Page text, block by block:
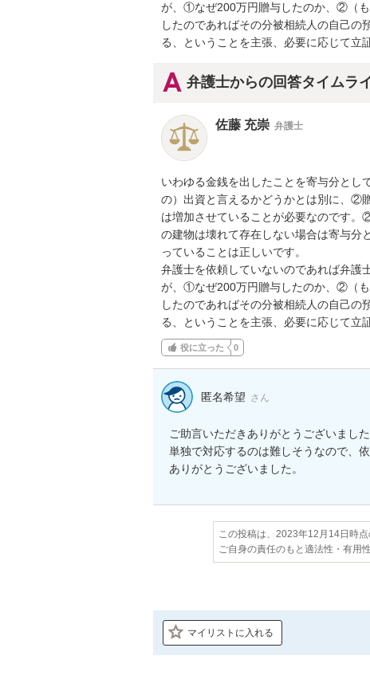
が、①なぜ200万円贈与したのか、②（
したのであればその分被相続人の自己
る、ということを主張、必要に応じて立
弁護士からの回答タイムラ
佐藤 充崇 弁護士
いわゆる金銭を出したことを寄与分と
の）出資と言えるかどうかとは別に、②
は増加させていることが必要なのです
の建物は壊れて存在しない場合は寄与分
っていることは正しいです。
弁護士を依頼していないのであれば弁護
が、①なぜ200万円贈与したのか、②（
したのであればその分被相続人の自己
る、ということを主張、必要に応じて立
役に立った 0
匿名希望 さん
ご助言いただきありがとうございました
単独で対応するのは難しそうなので、
ありがとうございました。
この投稿は、2023年12月14日時点
ご自身の責任のもと適法性・有用
マイリストに入れる